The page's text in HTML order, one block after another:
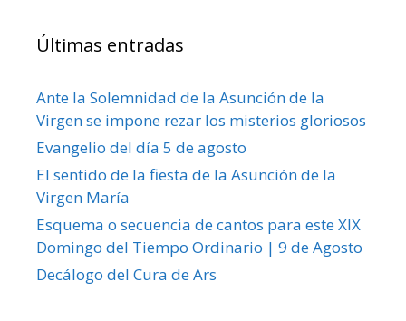
Últimas entradas
Ante la Solemnidad de la Asunción de la
Virgen se impone rezar los misterios gloriosos
Evangelio del día 5 de agosto
El sentido de la fiesta de la Asunción de la
Virgen María
Esquema o secuencia de cantos para este XIX
Domingo del Tiempo Ordinario | 9 de Agosto
Decálogo del Cura de Ars